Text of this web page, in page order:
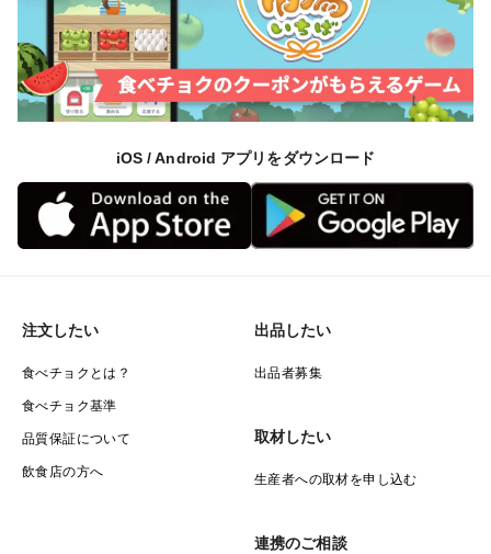
iOS / Android アプリをダウンロード
注文したい
食べチョクとは？
食べチョク基準
品質保証について
飲食店の方へ
出品したい
出品者募集
取材したい
生産者への取材を申し込む
連携のご相談